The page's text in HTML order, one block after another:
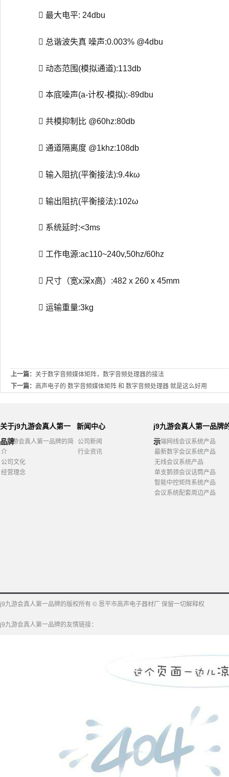
 最大电平: 24dbu
 总谐波失真 噪声:0.003% @4dbu
 动态范围(模拟通道):113db
 本底噪声(a-计权-模拟):-89dbu
 共模抑制比 @60hz:80db
 通道隔离度 @1khz:108db
 输入阻抗(平衡接法):9.4kω
 输出阻抗(平衡接法):102ω
 系统延时:<3ms
 工作电源:ac110~240v,50hz/60hz
 尺寸（宽x深x高）:482 x 260 x 45mm
 运输重量:3kg
上一篇： 关于数字音频媒体矩阵，数字音频处理器的接法
下一篇： 高声电子的 数字音频媒体矩阵 和 数字音频处理器 就是这么好用
关于j9九游会真人第一
品牌
j9九游会真人第一品牌的简
介
公司文化
经营理念
新闻中心
公司新闻
行业资讯
j9九游会真人第一品牌
示
高端网线会议系统产品
最新数字会议系统产品
无线会议系统产品
单支鹅颈会议话筒产品
智能中控矩阵系统产品
会议系统配套周边产品
j9九游会真人第一品牌的版权所有 © 恩平市高声电子器材厂 保留一切解释权
j9九游会真人第一品牌的友情链接：